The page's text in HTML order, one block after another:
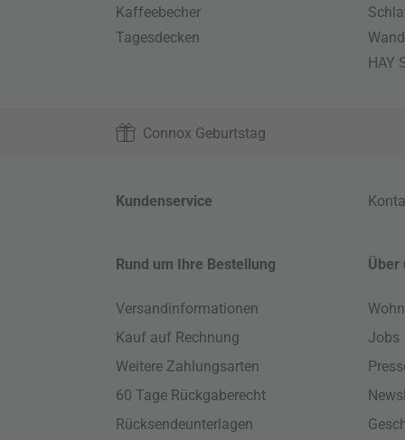
Kaffeebecher
Tagesdecken
HAY
Connox Geburtstag
Kundenservice
Rund um Ihre Bestellung
Versandinformationen
Kauf auf Rechnung
Weitere Zahlungsarten
60 Tage Rückgaberecht
Rücksendeunterlagen
Über
Jobs